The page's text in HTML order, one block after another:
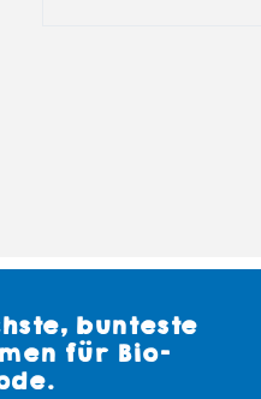
bunteste
für Bio-